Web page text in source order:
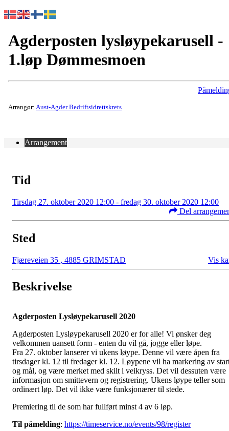
Agderposten lysløypekarusell -
1.løp Dømmesmoen
Arrangør: Aust-Agder Bedriftsidrettskrets
Arrangement
Tid
Tirsdag 27. oktober 2020 12:00 - fredag 30. oktober 2020 12:00
Del
Sted
Fjæreveien 35 , 4885 GRIMSTAD Vis
Beskrivelse
Agderposten Lysløypekarusell 2020
Agderposten Lysløypekarusell 2020 er for alle! Vi ønsker deg
velkommen uansett form - enten du vil gå, jogge eller løpe.
Fra 27. oktober lanserer vi ukens løype. Denne vil være åpen fra
tirsdager kl. 12 til fredager kl. 12. Løypene vil ha markering av
og mål, og være merket med skilt i veikryss. Det vil dessuten være
informasjon om smittevern og registrering. Ukens løype teller som
ordinært løp. Det vil ikke være funksjonærer til stede.
Premiering til de som har fullført minst 4 av 6 løp.
Til påmelding: https://timeservice.no/events/98/register